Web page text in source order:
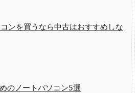
ンを買うなら中古はおすすめしな
のノートパソコン5選